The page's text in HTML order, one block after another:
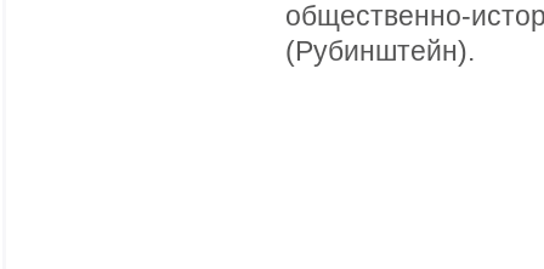
общественно-
(Рубинштейн).